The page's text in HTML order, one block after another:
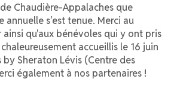
Chaudière-Appalaches que
annuelle s’est tenue. Merci au
qu'aux bénévoles qui y ont pris
accueillis le 16 juin
by Sheraton Lévis (Centre des
également à nos partenaires !